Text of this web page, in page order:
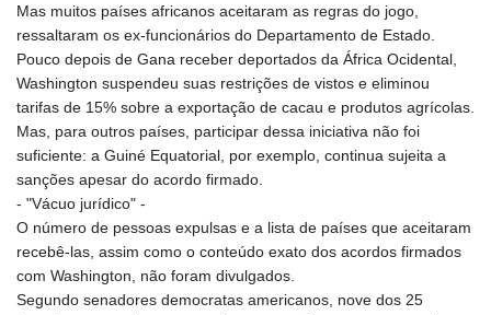
ISK 142.468329
JEP 0.856369
JMD 182.981857
JOD 0.816908
JPY 182.455111
KES 149.049537
KGS 100.760472
KHR 4683.238048
KRW 1637.219545
KWD 0.356067
KYD 0.96202
KZT 540.94374
Mas muitos países africanos aceitaram as regras do jogo,
ressaltaram os ex-funcionários do Departamento de Estado.
Pouco depois de Gana receber deportados da África Ocidental,
Washington suspendeu suas restrições de vistos e eliminou
tarifas de 15% sobre a exportação de cacau e produtos agrícolas.
Mas, para outros países, participar dessa iniciativa não foi
suficiente: a Guiné Equatorial, por exemplo, continua sujeita a
sanções apesar do acordo firmado.
- "Vácuo jurídico" -
O número de pessoas expulsas e a lista de países que aceitaram
recebê-las, assim como o conteúdo exato dos acordos firmados
com Washington, não foram divulgados.
Segundo senadores democratas americanos, nove dos 25